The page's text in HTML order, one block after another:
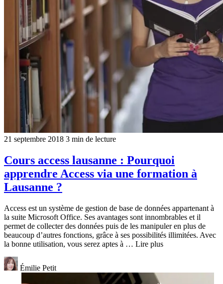
21 septembre 2018 3 min de lecture
Cours access lausanne : Pourquoi
apprendre Access via une formation à
Lausanne ?
Access est un système de gestion de base de données appartenant à
la suite Microsoft Office. Ses avantages sont innombrables et il
permet de collecter des données puis de les manipuler en plus de
beaucoup d’autres fonctions, grâce à ses possibilités illimitées. Avec
la bonne utilisation, vous serez aptes à … Lire plus
Émilie Petit